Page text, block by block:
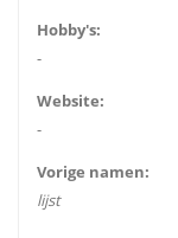
Hobby's:
-
Website:
-
Vorige namen:
lijst